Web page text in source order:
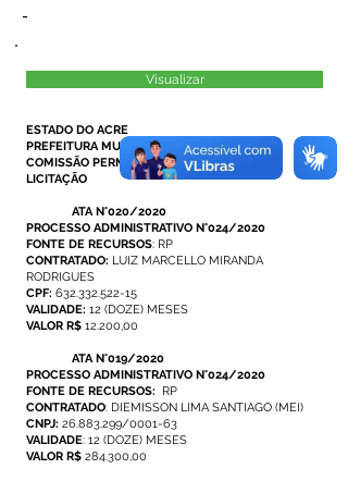
-
Visualizar
ESTADO DO ACRE
PREFEITURA MUNICIPAL DE MÂNCIO LIMA
COMISSÃO PERMANENTE MUNICIPAL DE
LICITAÇÃO
ATA N°020/2020
PROCESSO ADMINISTRATIVO N°024/2020
FONTE DE RECURSOS: RP
CONTRATADO: LUIZ MARCELLO MIRANDA
RODRIGUES
CPF: 632.332.522-15
VALIDADE: 12 (DOZE) MESES
VALOR R$ 12.200,00
ATA N°019/2020
PROCESSO ADMINISTRATIVO N°024/2020
FONTE DE RECURSOS: RP
CONTRATADO: DIEMISSON LIMA SANTIAGO (MEI)
CNPJ: 26.883.299/0001-63
VALIDADE: 12 (DOZE) MESES
VALOR R$ 284.300,00